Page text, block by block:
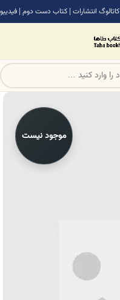
کاتالوگ انتشارات | کتاب دست دوم | فیدیبو
موجود نیست